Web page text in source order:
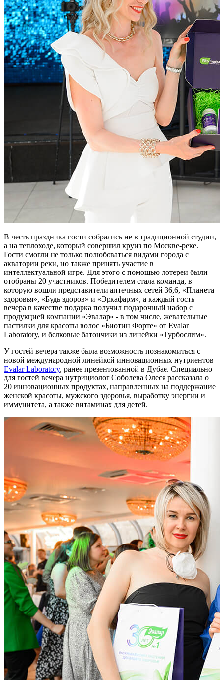
В честь праздника гости собрались не в традиционной студии,
а на теплоходе, который совершил круиз по Москве-реке.
Гости смогли не только полюбоваться видами города с
акватории реки, но также принять участие в
интеллектуальной игре. Для этого с помощью лотереи были
отобраны 20 участников. Победителем стала команда, в
которую вошли представители аптечных сетей 36,6, «Планета
здоровья», «Будь здоров» и «Эркафарм», а каждый гость
вечера в качестве подарка получил подарочный набор с
продукцией компании «Эвалар» - в том числе, жевательные
пастилки для красоты волос «Биотин Форте» от Evalar
Laboratory, и белковые батончики из линейки «Турбослим».
У гостей вечера также была возможность познакомиться с
новой международной линейкой инновационных нутриентов
Evalar Laboratory, ранее презентованной в Дубае. Специально
для гостей вечера нутрициолог Соболева Олеся рассказала о
20 инновационных продуктах, направленных на поддержание
женской красоты, мужского здоровья, выработку энергии и
иммунитета, а также витаминах для детей.